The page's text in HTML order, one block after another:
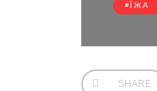
ЇЖА
SHARE